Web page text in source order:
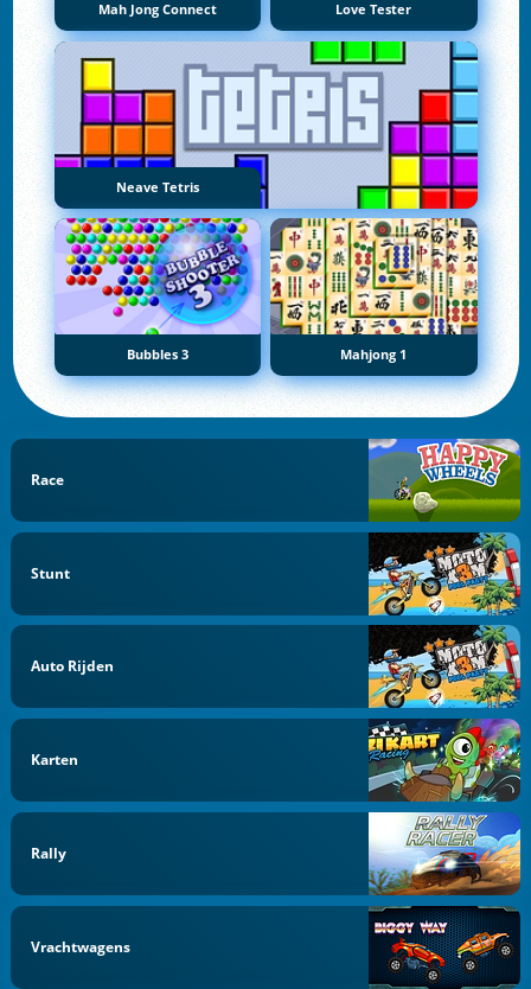
Mah Jong Connect Love Tester
Neave Tetris
Bubbles 3 Mahjong 1
Race
Stunt
Auto Rijden
Karten
Rally
Vrachtwagens